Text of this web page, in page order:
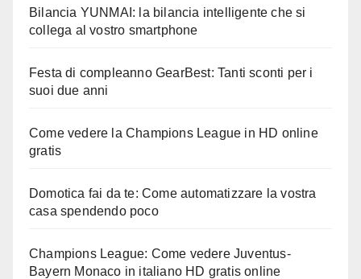
Bilancia YUNMAI: la bilancia intelligente che si
collega al vostro smartphone
Festa di compleanno GearBest: Tanti sconti per i
suoi due anni
Come vedere la Champions League in HD online
gratis
Domotica fai da te: Come automatizzare la vostra
casa spendendo poco
Champions League: Come vedere Juventus-
Bayern Monaco in italiano HD gratis online